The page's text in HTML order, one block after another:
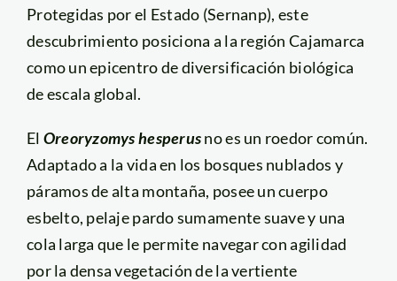
Protegidas por el Estado (Sernanp), este
descubrimiento posiciona a la región Cajamarca
como un epicentro de diversificación biológica
de escala global.
El Oreoryzomys hesperusno es un roedor común.
Adaptado a la vida en los bosques nublados y
páramos de alta montaña, posee un cuerpo
esbelto, pelaje pardo sumamente suave y una
cola larga que le permite navegar con agilidad
por la densa vegetación de la vertiente